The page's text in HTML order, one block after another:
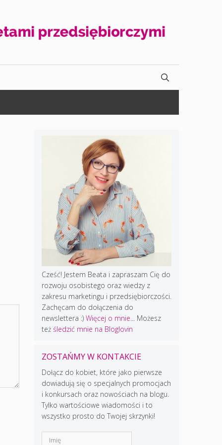
Cześć! Jestem Beata i zapraszam Cię do
rozwoju osobistego oraz wiedzy z
zakresu marketingu i przedsiębiorczości.
Zachęcam do dołączenia do
newslettera :) Więcej o mnie...
Możesz
też śledzić mnie na Bloglovin
ZOSTAŃMY W KONTAKCIE
Dołącz do kobiet, które jako pierwsze
dowiadują się o specjalnych promocjach
i konkursach oraz nowościach na blogu.
Tylko wartościowe wiadomości i to
wszystko prosto do Twojej skrzynki!